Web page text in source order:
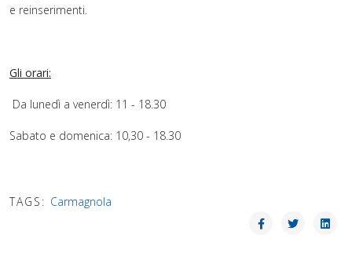
e reinserimenti.
Gli orari:
Da lunedì a venerdì: 11 - 18.30
Sabato e domenica: 10,30 - 18.30
TAGS: Carmagnola